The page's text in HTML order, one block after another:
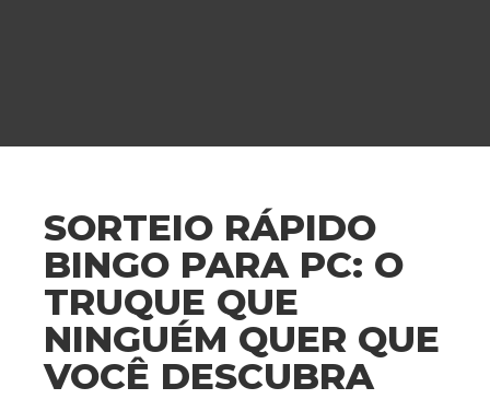
SORTEIO RÁPIDO
BINGO PARA PC: O
TRUQUE QUE
NINGUÉM QUER QUE
VOCÊ DESCUBRA